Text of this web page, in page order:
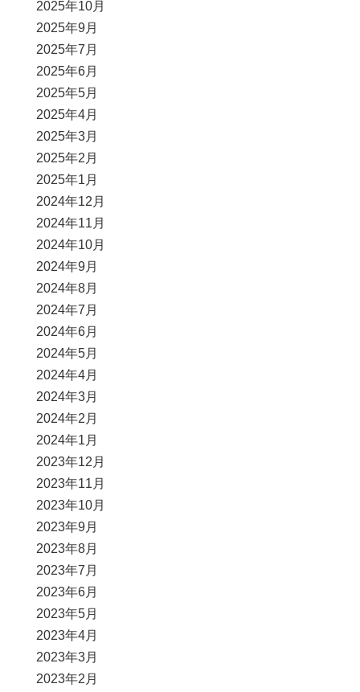
2025年10月
2025年9月
2025年7月
2025年6月
2025年5月
2025年4月
2025年3月
2025年2月
2025年1月
2024年12月
2024年11月
2024年10月
2024年9月
2024年8月
2024年7月
2024年6月
2024年5月
2024年4月
2024年3月
2024年2月
2024年1月
2023年12月
2023年11月
2023年10月
2023年9月
2023年8月
2023年7月
2023年6月
2023年5月
2023年4月
2023年3月
2023年2月